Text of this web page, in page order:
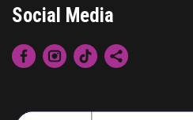
Social Media